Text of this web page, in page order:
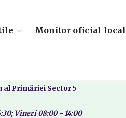
Monitor oficial local
al Primăriei Sector 5
Vineri 08:00 - 14:00